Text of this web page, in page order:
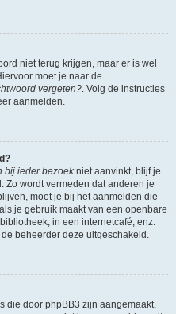
niet terug krijgen, maar er is wel
moet je naar de
vergeten?. Volg de instructies
aanmelden.
bij ieder bezoekniet aanvinkt, blijf je
Zo wordt vermeden dat anderen je
moet je bij het aanmelden die
je gebruik maakt van een openbare
in een internetcafé, enz.
beheerder deze uitgeschakeld.
die door phpBB3 zijn aangemaakt,